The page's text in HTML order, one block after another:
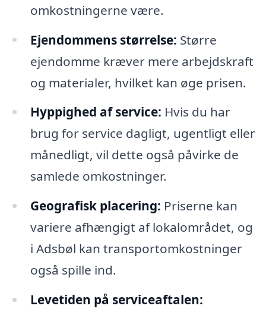
omkostningerne være.
Ejendommens størrelse: Større
ejendomme kræver mere arbejdskraft
og materialer, hvilket kan øge prisen.
Hyppighed af service: Hvis du har
brug for service dagligt, ugentligt eller
månedligt, vil dette også påvirke de
samlede omkostninger.
Geografisk placering: Priserne kan
variere afhængigt af lokalområdet, og
i Adsbøl kan transportomkostninger
også spille ind.
Levetiden på serviceaftalen: